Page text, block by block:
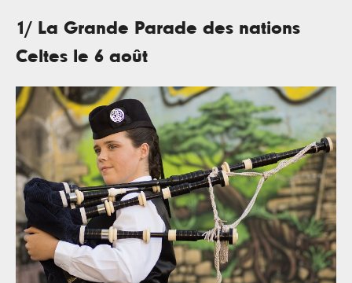
1/ La Grande Parade des nations
Celtes le 6 août